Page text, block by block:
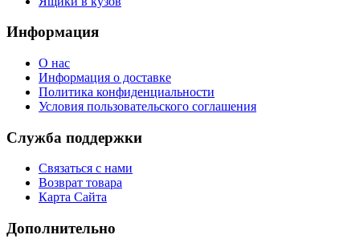
Информация
О нас
Информация о доставке
Политика конфиденциальности
Условия пользовательского соглашения
Служба поддержки
Связаться с нами
Возврат товара
Карта Сайта
Дополнительно